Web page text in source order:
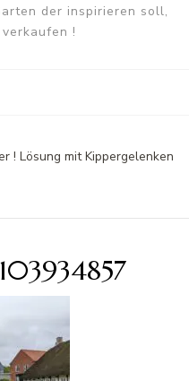
der inspirieren soll,
!
! Lösung mit Kippergelenken